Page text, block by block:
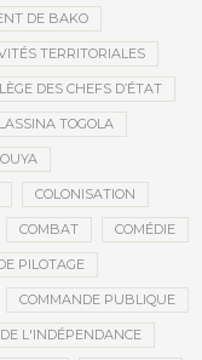
DE BAKO
TERRITORIALES
DES CHEFS D’ÉTAT
TOGOLA
COLONISATION
COMBAT COMÉDIE
PILOTAGE
COMMANDE PUBLIQUE
L'INDÉPENDANCE